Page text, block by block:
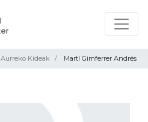
Aurreko Kideak Martí Gimferrer Andrés